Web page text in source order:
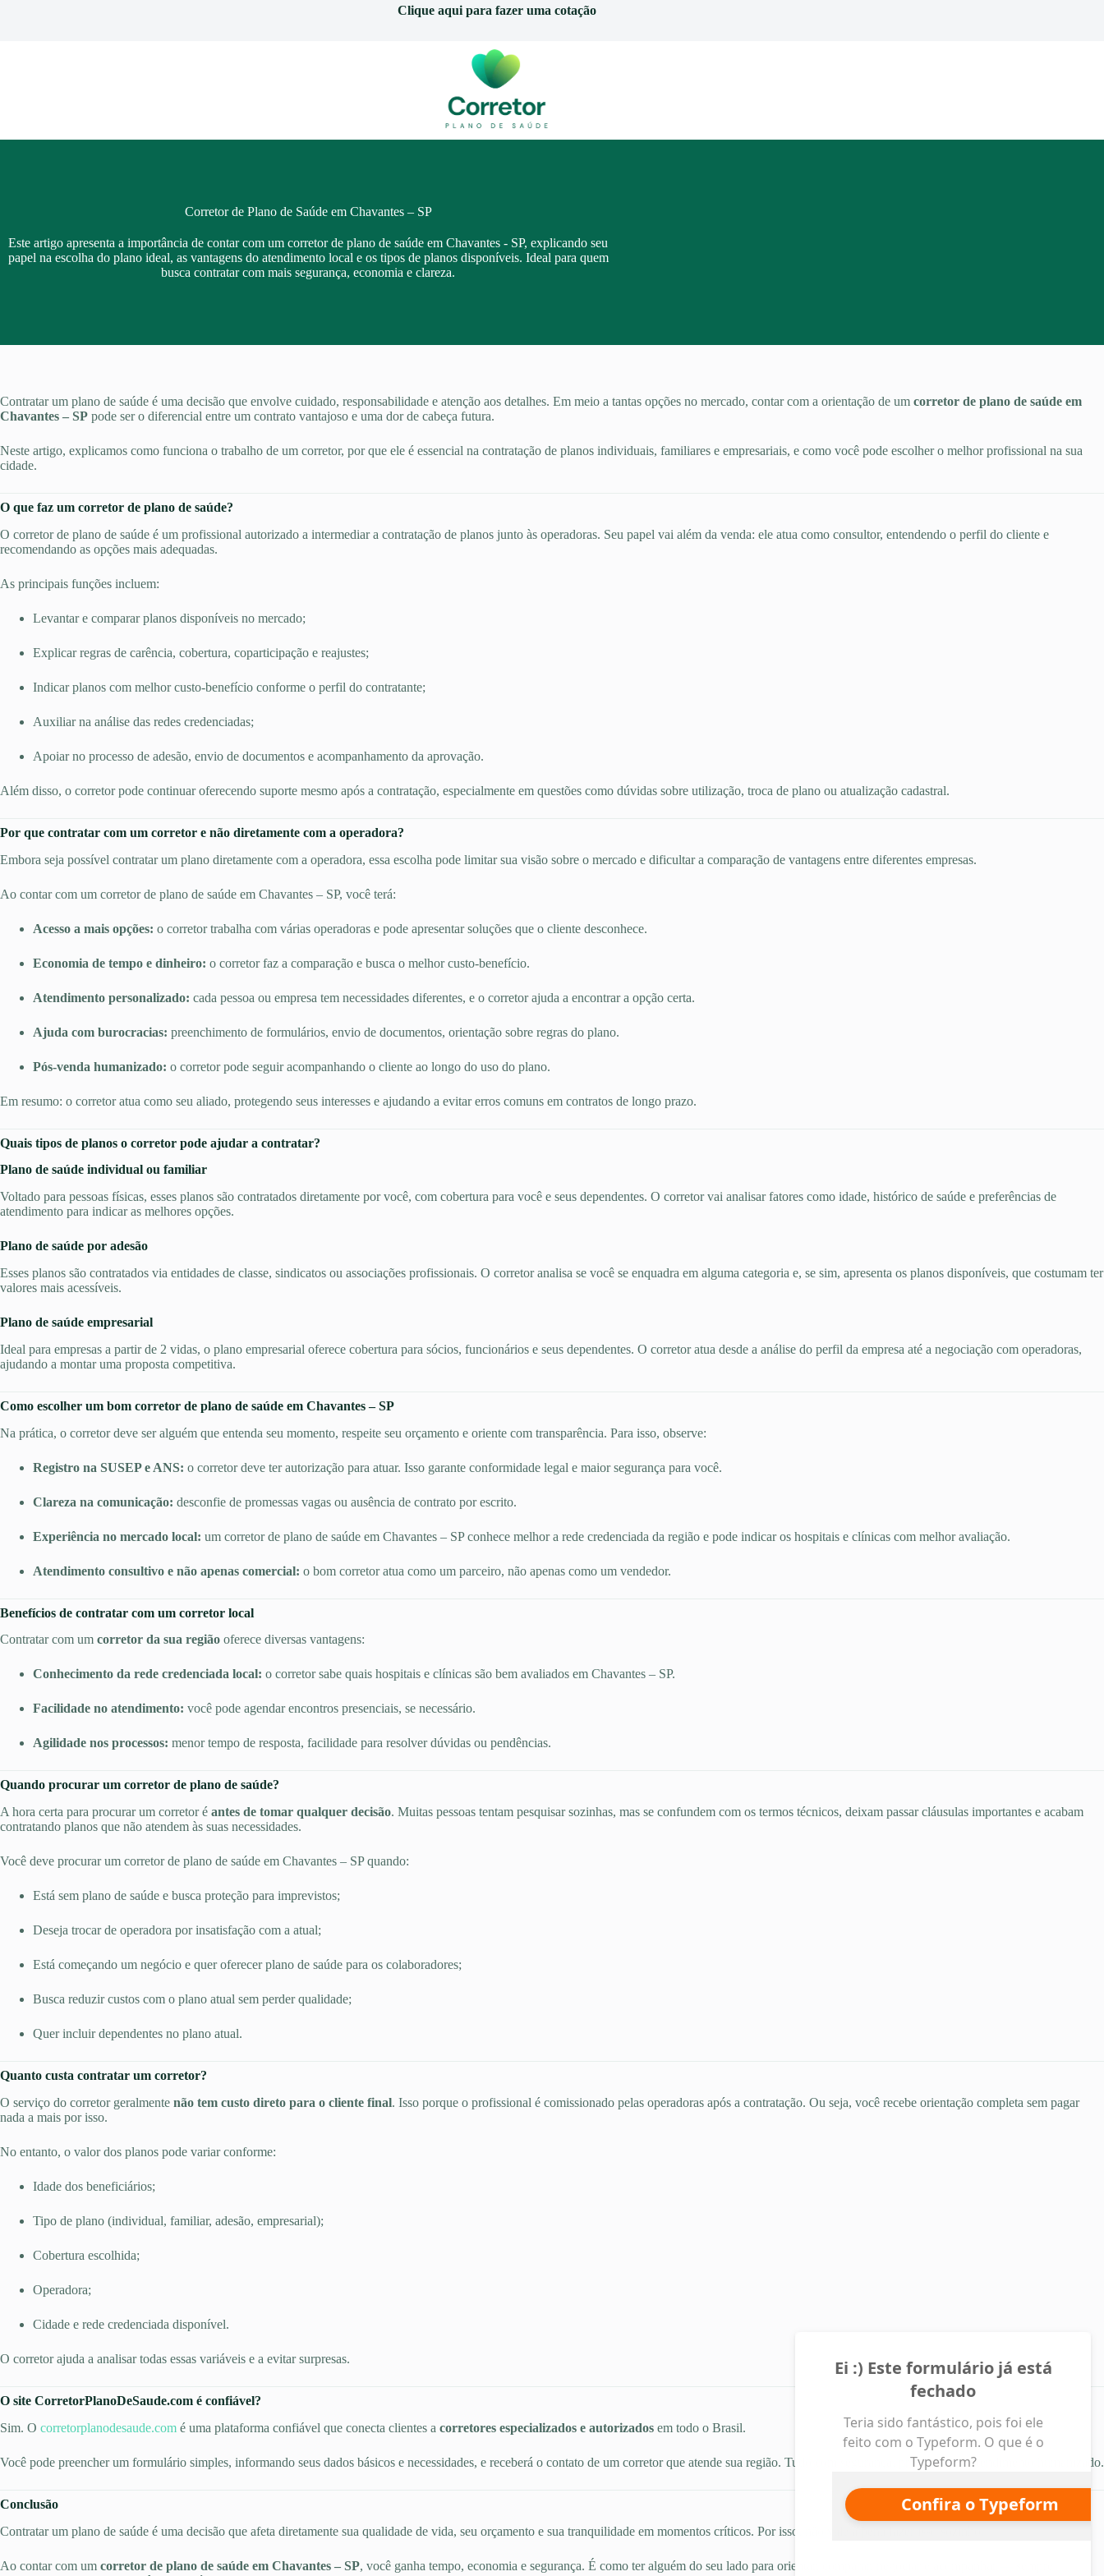
Clique aqui para fazer uma cotação
Corretor de Plano de Saúde em Chavantes – SP
Este artigo apresenta a importância de contar com um corretor de plano de saúde em Chavantes - SP, explicando seu
papel na escolha do plano ideal, as vantagens do atendimento local e os tipos de planos disponíveis. Ideal para quem
busca contratar com mais segurança, economia e clareza.
Contratar um plano de saúde é uma decisão que envolve cuidado, responsabilidade e atenção aos detalhes. Em meio a tantas opções no mercado, contar com a orientação de um corretor de plano de saúde em
Chavantes – SP pode ser o diferencial entre um contrato vantajoso e uma dor de cabeça futura.
Neste artigo, explicamos como funciona o trabalho de um corretor, por que ele é essencial na contratação de planos individuais, familiares e empresariais, e como você pode escolher o melhor profissional na sua
cidade.
O que faz um corretor de plano de saúde?
O corretor de plano de saúde é um profissional autorizado a intermediar a contratação de planos junto às operadoras. Seu papel vai além da venda: ele atua como consultor, entendendo o perfil do cliente e
recomendando as opções mais adequadas.
As principais funções incluem:
Levantar e comparar planos disponíveis no mercado;
Explicar regras de carência, cobertura, coparticipação e reajustes;
Indicar planos com melhor custo-benefício conforme o perfil do contratante;
Auxiliar na análise das redes credenciadas;
Apoiar no processo de adesão, envio de documentos e acompanhamento da aprovação.
Além disso, o corretor pode continuar oferecendo suporte mesmo após a contratação, especialmente em questões como dúvidas sobre utilização, troca de plano ou atualização cadastral.
Por que contratar com um corretor e não diretamente com a operadora?
Embora seja possível contratar um plano diretamente com a operadora, essa escolha pode limitar sua visão sobre o mercado e dificultar a comparação de vantagens entre diferentes empresas.
Ao contar com um corretor de plano de saúde em Chavantes – SP, você terá:
Acesso a mais opções: o corretor trabalha com várias operadoras e pode apresentar soluções que o cliente desconhece.
Economia de tempo e dinheiro: o corretor faz a comparação e busca o melhor custo-benefício.
Atendimento personalizado: cada pessoa ou empresa tem necessidades diferentes, e o corretor ajuda a encontrar a opção certa.
Ajuda com burocracias: preenchimento de formulários, envio de documentos, orientação sobre regras do plano.
Pós-venda humanizado: o corretor pode seguir acompanhando o cliente ao longo do uso do plano.
Em resumo: o corretor atua como seu aliado, protegendo seus interesses e ajudando a evitar erros comuns em contratos de longo prazo.
Quais tipos de planos o corretor pode ajudar a contratar?
Plano de saúde individual ou familiar
Voltado para pessoas físicas, esses planos são contratados diretamente por você, com cobertura para você e seus dependentes. O corretor vai analisar fatores como idade, histórico de saúde e preferências de
atendimento para indicar as melhores opções.
Plano de saúde por adesão
Esses planos são contratados via entidades de classe, sindicatos ou associações profissionais. O corretor analisa se você se enquadra em alguma categoria e, se sim, apresenta os planos disponíveis, que costumam ter
valores mais acessíveis.
Plano de saúde empresarial
Ideal para empresas a partir de 2 vidas, o plano empresarial oferece cobertura para sócios, funcionários e seus dependentes. O corretor atua desde a análise do perfil da empresa até a negociação com operadoras,
ajudando a montar uma proposta competitiva.
Como escolher um bom corretor de plano de saúde em Chavantes – SP
Na prática, o corretor deve ser alguém que entenda seu momento, respeite seu orçamento e oriente com transparência. Para isso, observe:
Registro na SUSEP e ANS: o corretor deve ter autorização para atuar. Isso garante conformidade legal e maior segurança para você.
Clareza na comunicação: desconfie de promessas vagas ou ausência de contrato por escrito.
Experiência no mercado local: um corretor de plano de saúde em Chavantes – SP conhece melhor a rede credenciada da região e pode indicar os hospitais e clínicas com melhor avaliação.
Atendimento consultivo e não apenas comercial: o bom corretor atua como um parceiro, não apenas como um vendedor.
Benefícios de contratar com um corretor local
Contratar com um corretor da sua região oferece diversas vantagens:
Conhecimento da rede credenciada local: o corretor sabe quais hospitais e clínicas são bem avaliados em Chavantes – SP.
Facilidade no atendimento: você pode agendar encontros presenciais, se necessário.
Agilidade nos processos: menor tempo de resposta, facilidade para resolver dúvidas ou pendências.
Quando procurar um corretor de plano de saúde?
A hora certa para procurar um corretor é antes de tomar qualquer decisão. Muitas pessoas tentam pesquisar sozinhas, mas se confundem com os termos técnicos, deixam passar cláusulas importantes e acabam
contratando planos que não atendem às suas necessidades.
Você deve procurar um corretor de plano de saúde em Chavantes – SP quando:
Está sem plano de saúde e busca proteção para imprevistos;
Deseja trocar de operadora por insatisfação com a atual;
Está começando um negócio e quer oferecer plano de saúde para os colaboradores;
Busca reduzir custos com o plano atual sem perder qualidade;
Quer incluir dependentes no plano atual.
Quanto custa contratar um corretor?
O serviço do corretor geralmente não tem custo direto para o cliente final. Isso porque o profissional é comissionado pelas operadoras após a contratação. Ou seja, você recebe orientação completa sem pagar
nada a mais por isso.
No entanto, o valor dos planos pode variar conforme:
Idade dos beneficiários;
Tipo de plano (individual, familiar, adesão, empresarial);
Cobertura escolhida;
Operadora;
Cidade e rede credenciada disponível.
O corretor ajuda a analisar todas essas variáveis e a evitar surpresas.
O site CorretorPlanoDeSaude.com é confiável?
Sim. O corretorplanodesaude.com é uma plataforma confiável que conecta clientes a corretores especializados e autorizados em todo o Brasil.
Você pode preencher um formulário simples, informando seus dados básicos e necessidades, e receberá o contato de um corretor que atende sua região. Tudo com segurança, privacidade e atendimento humanizado.
Conclusão
Contratar um plano de saúde é uma decisão que afeta diretamente sua qualidade de vida, seu orçamento e sua tranquilidade em momentos críticos. Por isso, não vale a pena fazer isso sozinho.
Ao contar com um corretor de plano de saúde em Chavantes – SP, você ganha tempo, economia e segurança. É como ter alguém do seu lado para orientar, comparar, negociar e acompanhar — sempre